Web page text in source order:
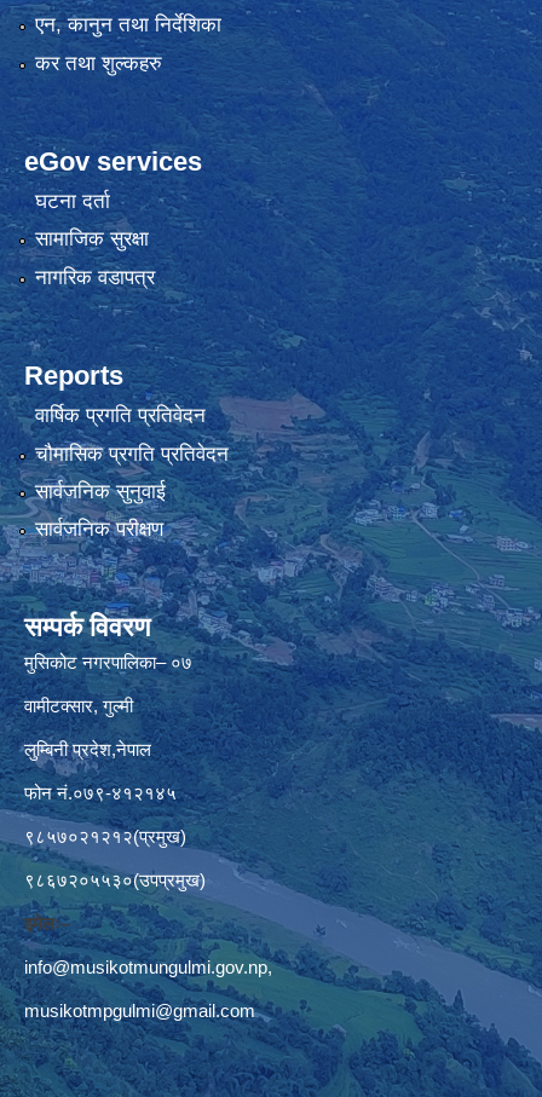
एन, कानुन तथा निर्देशिका
कर तथा शुल्कहरु
eGov services
घटना दर्ता
सामाजिक सुरक्षा
नागरिक वडापत्र
Reports
वार्षिक प्रगति प्रतिवेदन
चौमासिक प्रगति प्रतिवेदन
सार्वजनिक सुनुवाई
सार्वजनिक परीक्षण
सम्पर्क विवरण
मुसिकोट नगरपालिका– ०७
वामीटक्सार, गुल्मी
लुम्बिनी प्रदेश,नेपाल
फोन नं.०७९-४१२१४५
९८५७०२१२१२(प्रमुख)
९८६७२०५५३०(उपप्रमुख)
इमेलः–
info@musikotmungulmi.gov.np,
musikotmpgulmi@gmail.com